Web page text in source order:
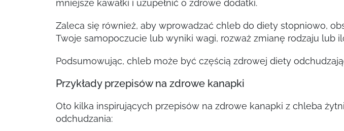
mniejsze kawałki i uzupełnić o zdrowe dodatki.
Zaleca się również, aby wprowadzać chleb do diety stopniowo,
Twoje samopoczucie lub wyniki wagi, rozważ zmianę rodzaju lub
Podsumowując, chleb może być częścią zdrowej diety
Przykłady przepisów na zdrowe kanapki
Oto kilka inspirujących przepisów na zdrowe kanapki z chleba
odchudzania: